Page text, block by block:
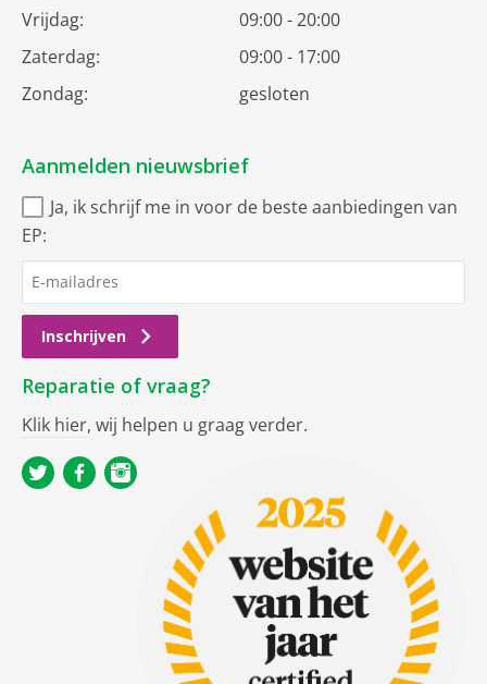
Vrijdag:
09:00 - 20:00
Zaterdag:
09:00 - 17:00
Zondag:
gesloten
Aanmelden nieuwsbrief
Ja, ik schrijf me in voor de beste aanbiedingen van
EP:
Inschrijven
Reparatie of vraag?
Klik hier, wij helpen u graag verder.